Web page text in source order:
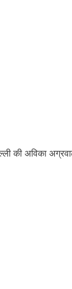
की अविका